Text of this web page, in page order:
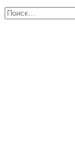
Перейти
Search